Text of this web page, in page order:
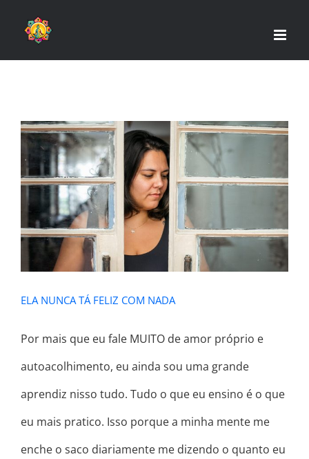
ELA NUNCA TÁ FELIZ COM NADA
ELA NUNCA TÁ FELIZ COM NADA
Por mais que eu fale MUITO de amor próprio e
autoacolhimento, eu ainda sou uma grande
aprendiz nisso tudo. Tudo o que eu ensino é o que
eu mais pratico. Isso porque a minha mente me
enche o saco diariamente me dizendo o quanto eu